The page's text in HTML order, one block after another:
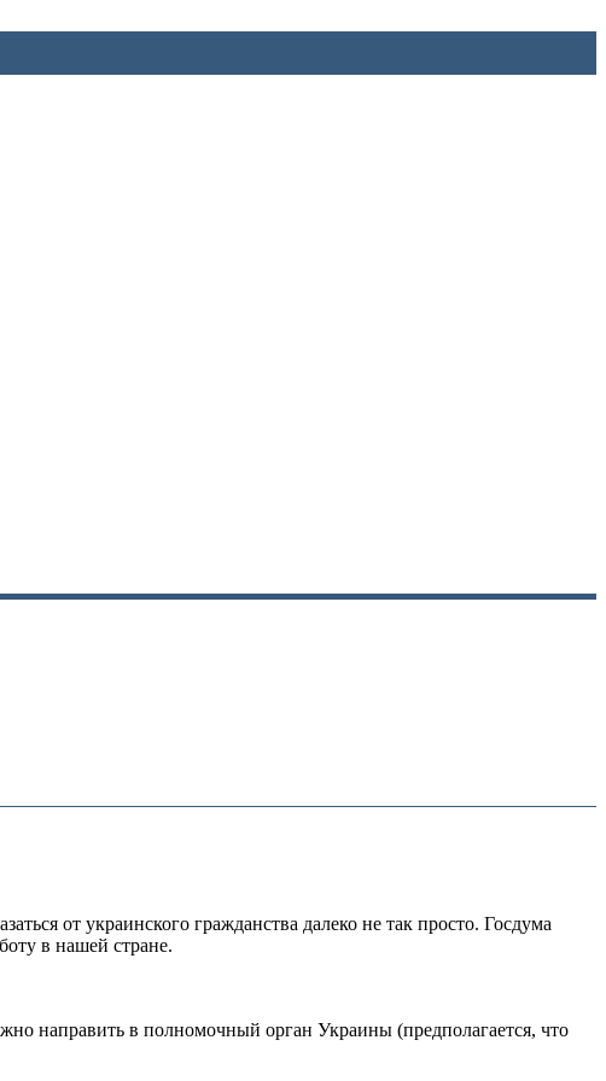
от украинского гражданства далеко не так просто. Госдума
в нашей стране.
направить в полномочный орган Украины (предполагается, что